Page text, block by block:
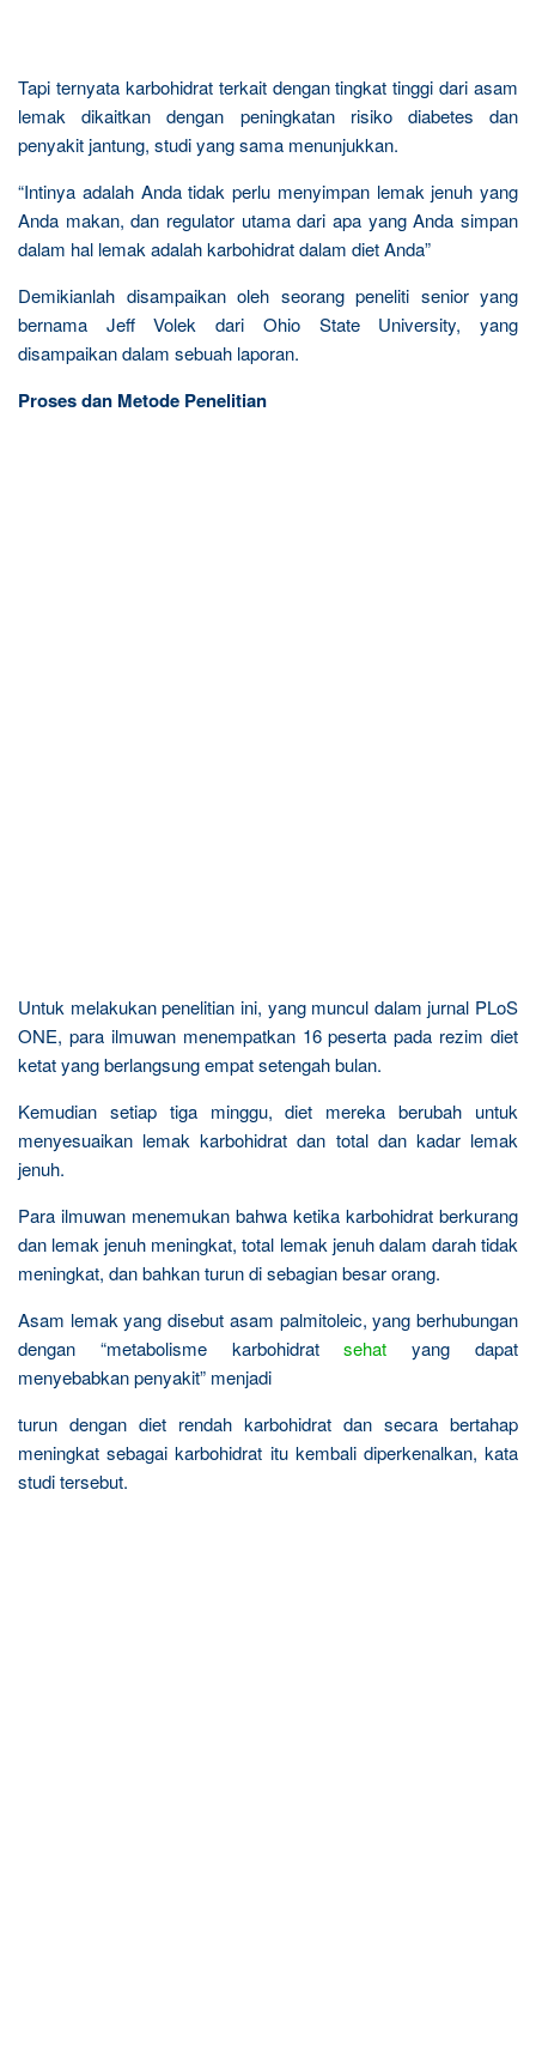
Tapi ternyata karbohidrat terkait dengan tingkat tinggi dari asam
lemak dikaitkan dengan peningkatan risiko diabetes dan
penyakit jantung, studi yang sama menunjukkan.
“Intinya adalah Anda tidak perlu menyimpan lemak jenuh yang
Anda makan, dan regulator utama dari apa yang Anda simpan
dalam hal lemak adalah karbohidrat dalam diet Anda”
Demikianlah disampaikan oleh seorang peneliti senior yang
bernama Jeff Volek dari Ohio State University, yang
disampaikan dalam sebuah laporan.
Proses dan Metode Penelitian
Untuk melakukan penelitian ini, yang muncul dalam jurnal PLoS
ONE, para ilmuwan menempatkan 16 peserta pada rezim diet
ketat yang berlangsung empat setengah bulan.
Kemudian setiap tiga minggu, diet mereka berubah untuk
menyesuaikan lemak karbohidrat dan total dan kadar lemak
jenuh.
Para ilmuwan menemukan bahwa ketika karbohidrat berkurang
dan lemak jenuh meningkat, total lemak jenuh dalam darah tidak
meningkat, dan bahkan turun di sebagian besar orang.
Asam lemak yang disebut asam palmitoleic, yang berhubungan
dengan “metabolisme karbohidratsehat yang dapat
menyebabkan penyakit” menjadi
turun dengan diet rendah karbohidrat dan secara bertahap
meningkat sebagai karbohidrat itu kembali diperkenalkan, kata
studi tersebut.